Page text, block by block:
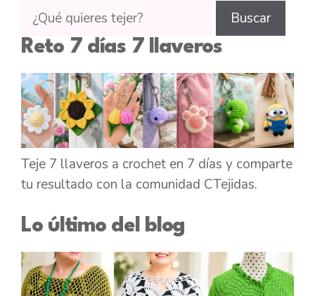
Buscar
tutoriales
en
CTejidas
Buscar
Reto 7 días 7 llaveros
Teje 7 llaveros a crochet en 7 días y comparte
tu resultado con la comunidad CTejidas.
Lo último del blog